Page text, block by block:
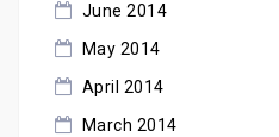
June 2014
May 2014
April 2014
March 2014